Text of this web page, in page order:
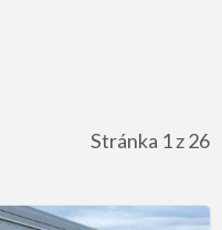
Stránka 1 z 26